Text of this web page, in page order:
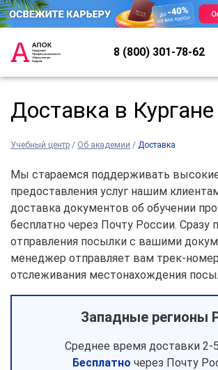
8 (800) 301-78-62
Доставка в Кургане
Учебный центр / Об академии / Доставка
Мы стараемся поддерживать
предоставления услуг нашим
доставка документов об обучении
бесплатно через Почту России. Сразу
отправления посылки с вашими
менеджер отправляет вам трек-
отслеживания местонахождения
Западные регионы
Среднее время доставки 2-
Бесплатно через Почту